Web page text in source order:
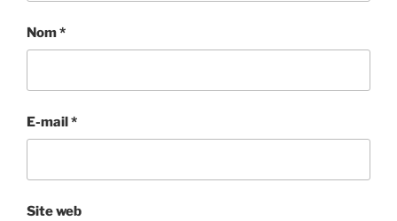
Nom*
E-mail*
Site web